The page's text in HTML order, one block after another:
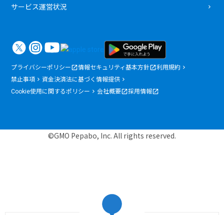
サービス運営状況
プライバシーポリシー 情報セキュリティ基本方針
利用規約
禁止事項
資金決済法に基づく情報提供
Cookie使用に関するポリシー
会社概要 採用情報
©GMO Pepabo, Inc. All rights reserved.